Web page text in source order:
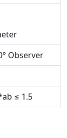
Observer
≤ 1.5